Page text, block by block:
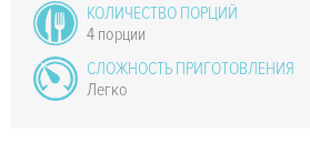
КОЛИЧЕСТВО ПОРЦИЙ
4 порции
СЛОЖНОСТЬ ПРИГОТОВЛЕНИЯ
Легко